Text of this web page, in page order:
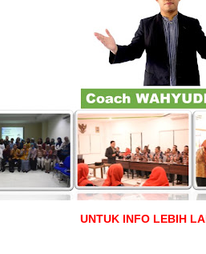
UNTUK INFO LEBIH